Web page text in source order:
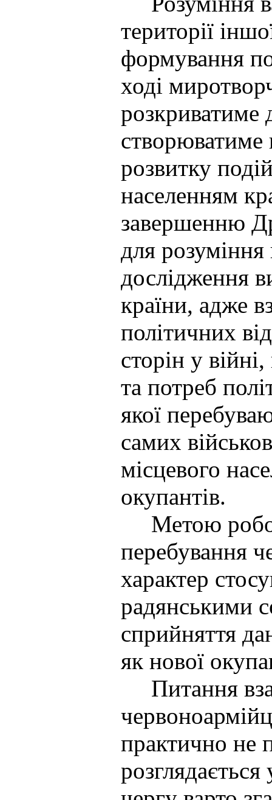
території
формування
ході
створюватиме
розвитку
населенням
завершенню
для розуміння
дослідження
країни, адже
політичних
сторін у
та потреб
якої
самих
місцевого
окупантів.
Метою
перебування
характер
радянськими
сприйняття
як нової
Питання
практично не